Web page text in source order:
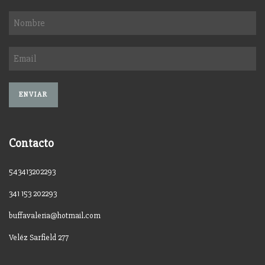
Contacto
543413202293
341 153 202293
buffavaleria@hotmail.com
Veléz Sarfield 277